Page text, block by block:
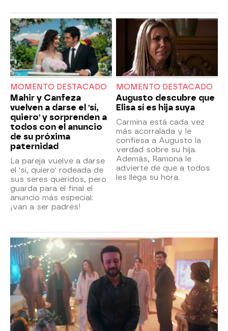
MOMENTO DESTACADO
Mahir y Canfeza
vuelven a darse el 'sí,
quiero' y sorprenden a
todos con el anuncio
de su próxima
paternidad
La pareja vuelve a darse
el 'sí, quiero' rodeada de
sus seres queridos, pero
guarda para el final el
anuncio más especial:
¡van a ser padres!
MOMENTO DESTACADO
Augusto descubre que
Elisa sí es hija suya
Carmina está cada vez
más acorralada y le
confiesa a Augusto la
verdad sobre su hija.
Además, Ramona le
advierte de que a todos
les llega su hora.